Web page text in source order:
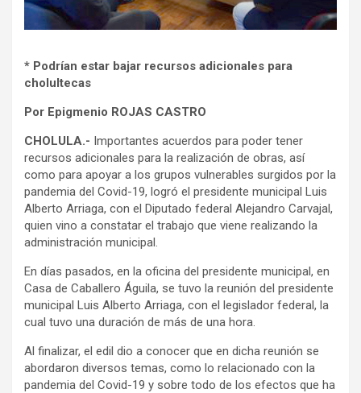
* Podrían estar bajar recursos adicionales para
cholultecas
Por Epigmenio ROJAS CASTRO
CHOLULA.- Importantes acuerdos para poder tener
recursos adicionales para la realización de obras, así
como para apoyar a los grupos vulnerables surgidos por la
pandemia del Covid-19, logró el presidente municipal Luis
Alberto Arriaga, con el Diputado federal Alejandro Carvajal,
quien vino a constatar el trabajo que viene realizando la
administración municipal.
En días pasados, en la oficina del presidente municipal, en
Casa de Caballero Águila, se tuvo la reunión del presidente
municipal Luis Alberto Arriaga, con el legislador federal, la
cual tuvo una duración de más de una hora.
Al finalizar, el edil dio a conocer que en dicha reunión se
abordaron diversos temas, como lo relacionado con la
pandemia del Covid-19 y sobre todo de los efectos que ha